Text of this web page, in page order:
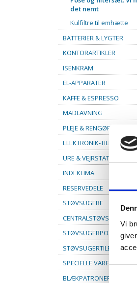
Vi
det nemt
Kulfiltre til emhætte
BATTERIER & LYGTER
KONTORARTIKLER
ISENKRAM
EL-APPARATER
KAFFE & ESPRESSO
MADLAVNING
PLEJE & RENGØRING
ELEKTRONIK-TILBEHØR
URE & VEJRSTATIONER
INDEKLIMA
RESERVEDELE
STØVSUGERE
CENTRALSTØVSUGER
STØVSUGERPOSER
STØVSUGERTILBEHØR
SPECIELLE VARER
BLÆKPATRONER